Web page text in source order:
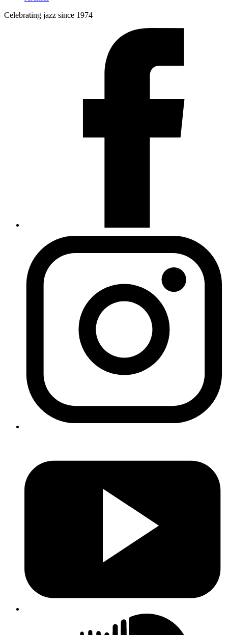
Celebrating jazz since 1974